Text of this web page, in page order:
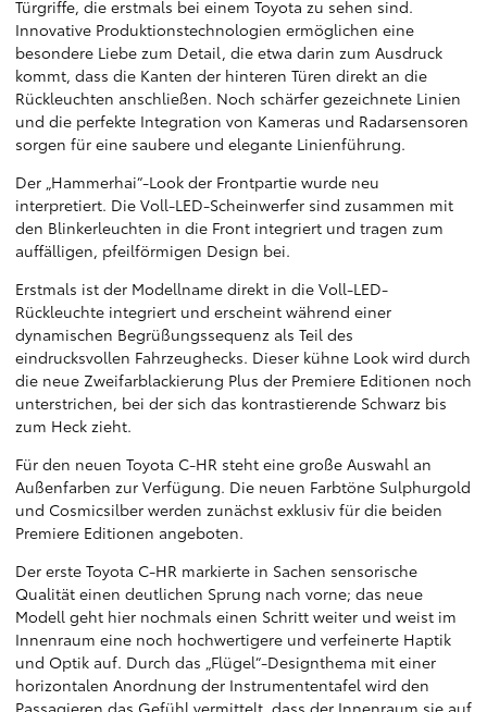
Türgriffe, die erstmals bei einem Toyota zu sehen sind.
Innovative Produktionstechnologien ermöglichen eine
besondere Liebe zum Detail, die etwa darin zum Ausdruck
kommt, dass die Kanten der hinteren Türen direkt an die
Rückleuchten anschließen. Noch schärfer gezeichnete Linien
und die perfekte Integration von Kameras und Radarsensoren
sorgen für eine saubere und elegante Linienführung.
Der „Hammerhai“-Look der Frontpartie wurde neu
interpretiert. Die Voll-LED-Scheinwerfer sind zusammen mit
den Blinkerleuchten in die Front integriert und tragen zum
auffälligen, pfeilförmigen Design bei.
Erstmals ist der Modellname direkt in die Voll-LED-
Rückleuchte integriert und erscheint während einer
dynamischen Begrüßungssequenz als Teil des
eindrucksvollen Fahrzeughecks. Dieser kühne Look wird durch
die neue Zweifarblackierung Plus der Premiere Editionen noch
unterstrichen, bei der sich das kontrastierende Schwarz bis
zum Heck zieht.
Für den neuen Toyota C-HR steht eine große Auswahl an
Außenfarben zur Verfügung. Die neuen Farbtöne Sulphurgold
und Cosmicsilber werden zunächst exklusiv für die beiden
Premiere Editionen angeboten.
Der erste Toyota C-HR markierte in Sachen sensorische
Qualität einen deutlichen Sprung nach vorne; das neue
Modell geht hier nochmals einen Schritt weiter und weist im
Innenraum eine noch hochwertigere und verfeinerte Haptik
und Optik auf. Durch das „Flügel“-Designthema mit einer
horizontalen Anordnung der Instrumententafel wird den
Passagieren das Gefühl vermittelt, dass der Innenraum sie auf